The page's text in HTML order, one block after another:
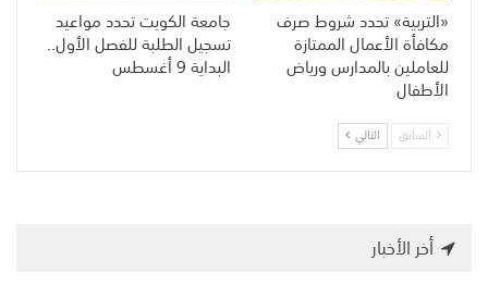
«التربية» تحدد شروط صرف
مكافأة الأعمال الممتازة
للعاملين بالمدارس ورياض
الأطفال
جامعة الكويت تحدد مواعيد
تسجيل الطلبة للفصل الأول..
البداية 9 أغسطس
السابق التالي
أخر الأخبار